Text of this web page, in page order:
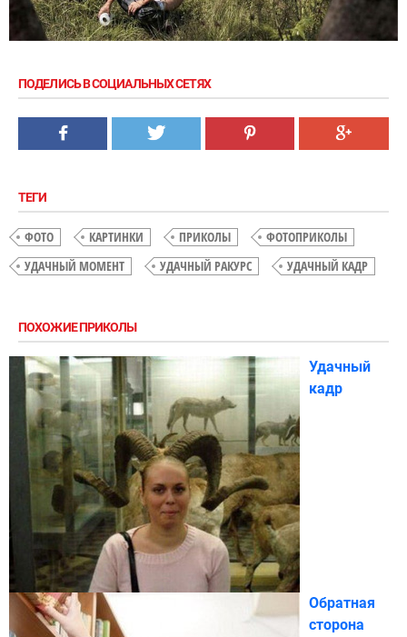
ПОДЕЛИСЬ В СОЦИАЛЬНЫХ СЕТЯХ
ТЕГИ
ФОТО КАРТИНКИ ПРИКОЛЫ
ФОТОПРИКОЛЫ
УДАЧНЫЙ МОМЕНТ
УДАЧНЫЙ РАКУРС УДАЧНЫЙ КАДР
ПОХОЖИЕ ПРИКОЛЫ
Удачный
кадр
Обратная
сторона